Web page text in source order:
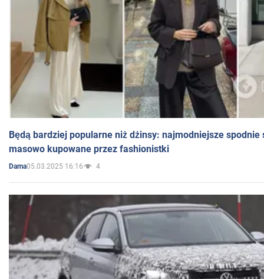
Będą bardziej popularne niż dżinsy: najmodniejsze spodnie
masowo kupowane przez fashionistki
Dama05.03.2025 16:16 4